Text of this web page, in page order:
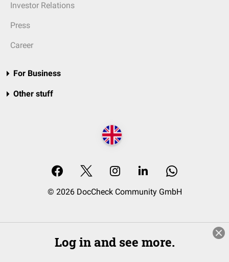
Investor Relations
Press
Career
For Business
Other stuff
© 2026 DocCheck Community GmbH
Log in and see more.